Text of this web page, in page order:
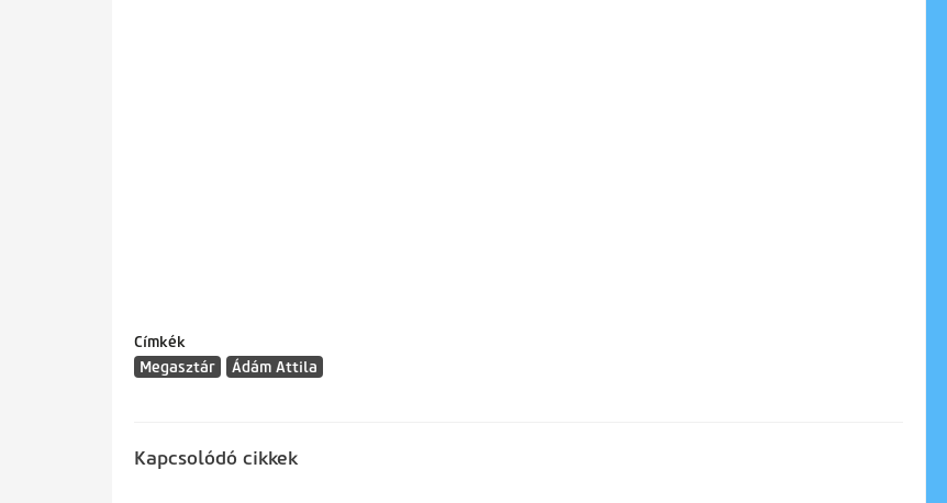
Címkék
Megasztár
Ádám Attila
Kapcsolódó cikkek